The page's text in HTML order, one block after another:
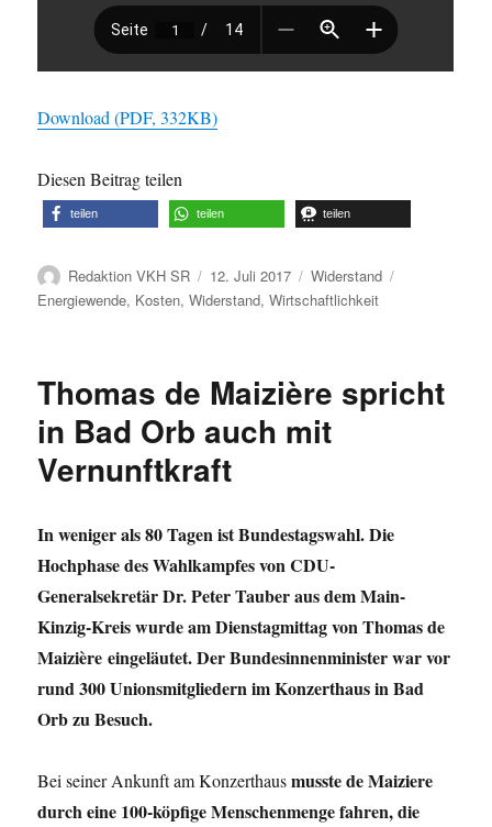
Download (PDF, 332KB)
Diesen Beitrag teilen
teilen teilen teilen
Autor
Redaktion VKH SR
Veröffentlicht
am
12. Juli 2017 Kategorien
Widerstand
Energiewende, Kosten,Widerstand,Wirtschaftlichkeit
Thomas de Maizière spricht
in Bad Orb auch mit
Vernunftkraft
In weniger als 80 Tagen ist Bundestagswahl. Die
Hochphase des Wahlkampfes von CDU-
Generalsekretär Dr. Peter Tauber aus dem Main-
Kinzig-Kreis wurde am Dienstagmittag von Thomas de
Maizière eingeläutet. Der Bundesinnenminister war vor
rund 300 Unionsmitgliedern im Konzerthaus in Bad
Orb zu Besuch.
Bei seiner Ankunft am Konzerthausmusste de Maiziere
durch eine 100-köpfige Menschenmenge fahren, die